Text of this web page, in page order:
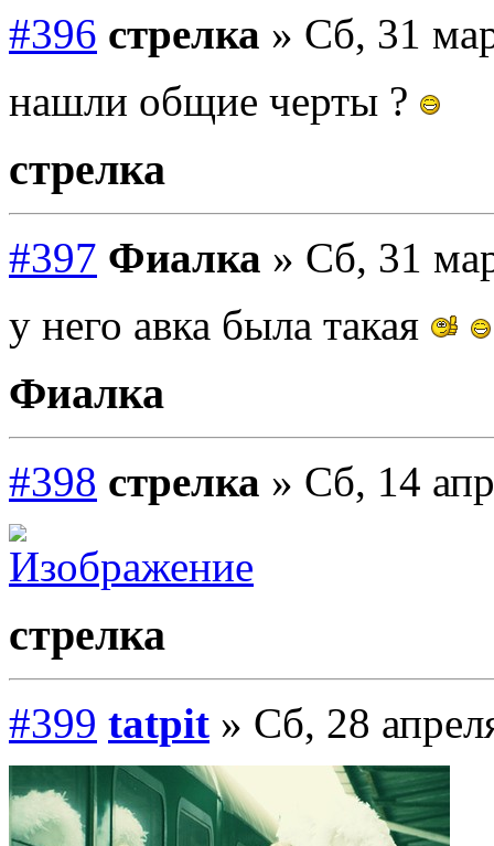
#396 стрелка » Сб, 31
нашли общие черты ?
стрелка
#397 Фиалка » Сб, 31
у него авка была такая
Фиалка
#398 стрелка » Сб, 14
стрелка
#399 tatpit » Сб, 28